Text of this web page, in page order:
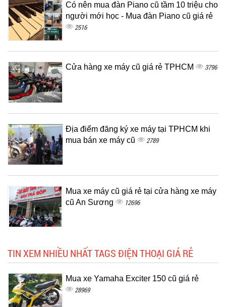
Có nên mua đàn Piano cũ tầm 10 triệu cho
người mới học - Mua đàn Piano cũ giá rẻ
2516
Cửa hàng xe máy cũ giá rẻ TPHCM 3796
Địa điểm đăng ký xe máy tại TPHCM khi
mua bán xe máy cũ
2789
Mua xe máy cũ giá rẻ tại cửa hàng xe máy
cũ An Sương
12696
TIN XEM NHIỀU NHẤT TAGS ĐIỆN THOẠI GIÁ RẺ
Mua xe Yamaha Exciter 150 cũ giá rẻ
28969